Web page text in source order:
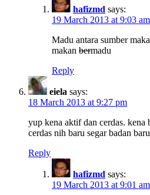
hafizmd says:
19 March 2013 at 9:03 am
Madu antara sumber
makan bermadu
Reply
eiela says:
18 March 2013 at 9:27 pm
yup kena aktif dan cerdas. kena
cerdas nih baru segar badan
Reply
hafizmd says:
19 March 2013 at 9:01 am